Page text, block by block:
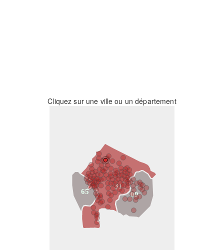
Cliquez sur une ville ou un département
31
09
65